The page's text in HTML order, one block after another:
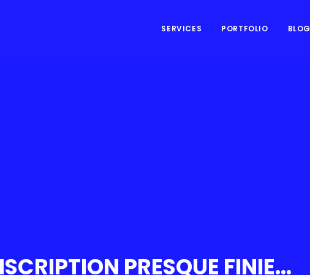
SERVICES PORTFOLIO BLOG
PRESQUE FINIE...